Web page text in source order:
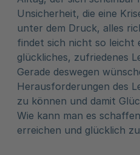
Unsicherheit, die eine
unter dem Druck, alles
findet sich nicht so leicht
glückliches, zufriedenes
Gerade deswegen
Herausforderungen des
zu können und damit
Wie kann man es
erreichen und glücklich